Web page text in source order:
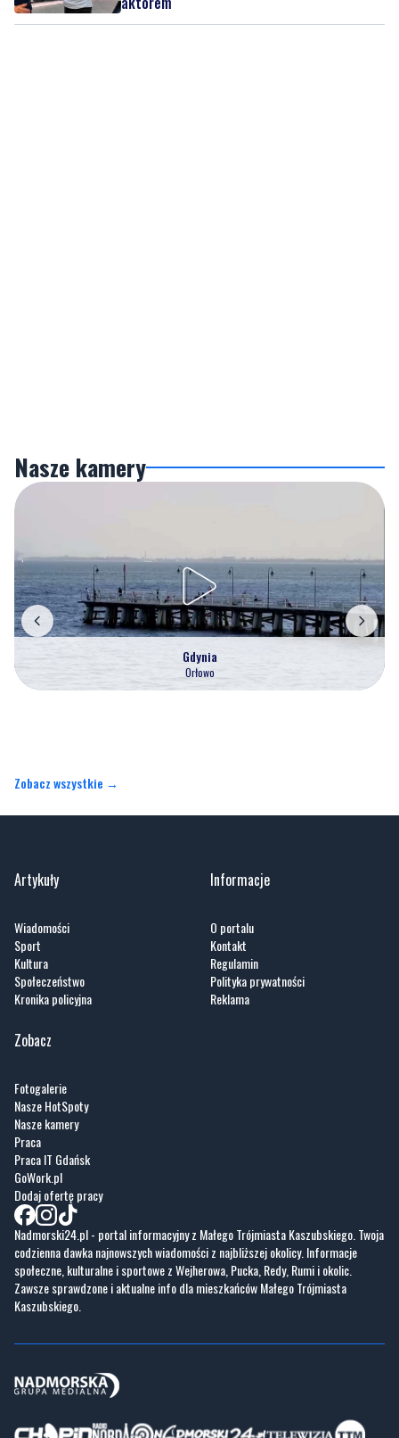
Nasze kamery
Gdynia
Orłowo
Zobacz wszystkie →
Artykuły
Wiadomości
Sport
Kultura
Społeczeństwo
Kronika policyjna
Informacje
O portalu
Kontakt
Regulamin
Polityka prywatności
Reklama
Zobacz
Fotogalerie
Nasze HotSpoty
Nasze kamery
Praca
Praca IT Gdańsk
GoWork.pl
Dodaj ofertę pracy
Nadmorski24.pl - portal informacyjny z Małego Trójmiasta Kaszubskiego. Twoja
codzienna dawka najnowszych wiadomości z najbliższej okolicy. Informacje
społeczne, kulturalne i sportowe z Wejherowa, Pucka, Redy, Rumi i okolic.
Zawsze sprawdzone i aktualne info dla mieszkańców Małego Trójmiasta
Kaszubskiego.